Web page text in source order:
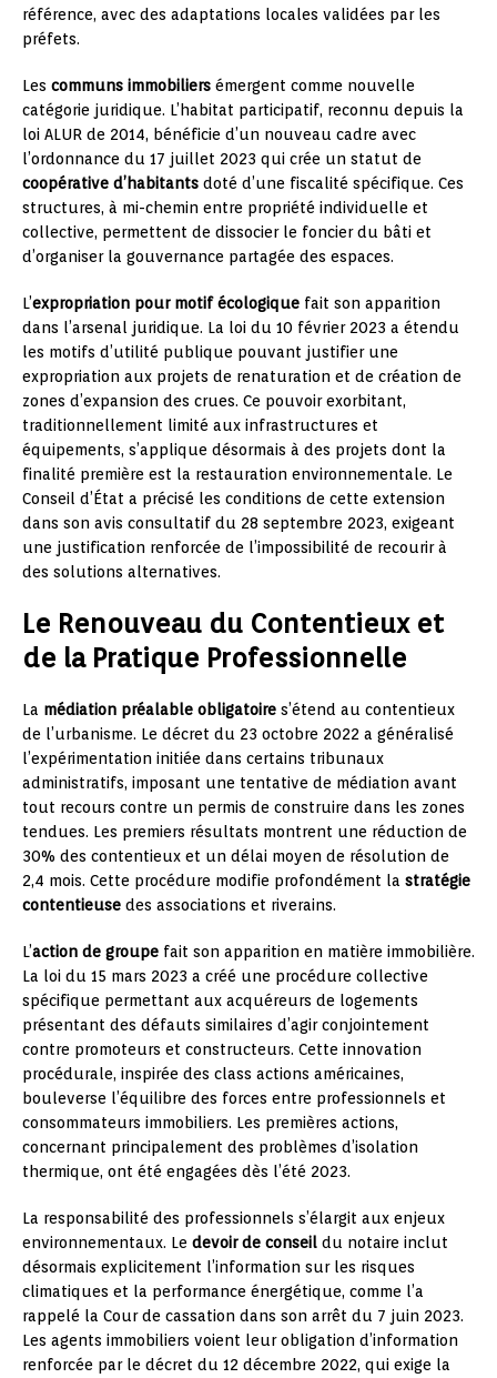
référence, avec des adaptations locales validées par les
préfets.
Les communs immobiliers émergent comme nouvelle
catégorie juridique. L’habitat participatif, reconnu depuis la
loi ALUR de 2014, bénéficie d’un nouveau cadre avec
l’ordonnance du 17 juillet 2023 qui crée un statut de
coopérative d’habitants doté d’une fiscalité spécifique. Ces
structures, à mi-chemin entre propriété individuelle et
collective, permettent de dissocier le foncier du bâti et
d’organiser la gouvernance partagée des espaces.
L’expropriation pour motif écologique fait son apparition
dans l’arsenal juridique. La loi du 10 février 2023 a étendu
les motifs d’utilité publique pouvant justifier une
expropriation aux projets de renaturation et de création de
zones d’expansion des crues. Ce pouvoir exorbitant,
traditionnellement limité aux infrastructures et
équipements, s’applique désormais à des projets dont la
finalité première est la restauration environnementale. Le
Conseil d’État a précisé les conditions de cette extension
dans son avis consultatif du 28 septembre 2023, exigeant
une justification renforcée de l’impossibilité de recourir à
des solutions alternatives.
Le Renouveau du Contentieux et
de la Pratique Professionnelle
La médiation préalable obligatoire s’étend au contentieux
de l’urbanisme. Le décret du 23 octobre 2022 a généralisé
l’expérimentation initiée dans certains tribunaux
administratifs, imposant une tentative de médiation avant
tout recours contre un permis de construire dans les zones
tendues. Les premiers résultats montrent une réduction de
30% des contentieux et un délai moyen de résolution de
2,4 mois. Cette procédure modifie profondément la stratégie
contentieuse des associations et riverains.
L’action de groupe fait son apparition en matière immobilière.
La loi du 15 mars 2023 a créé une procédure collective
spécifique permettant aux acquéreurs de logements
présentant des défauts similaires d’agir conjointement
contre promoteurs et constructeurs. Cette innovation
procédurale, inspirée des class actions américaines,
bouleverse l’équilibre des forces entre professionnels et
consommateurs immobiliers. Les premières actions,
concernant principalement des problèmes d’isolation
thermique, ont été engagées dès l’été 2023.
La responsabilité des professionnels s’élargit aux enjeux
environnementaux. Le devoir de conseil du notaire inclut
désormais explicitement l’information sur les risques
climatiques et la performance énergétique, comme l’a
rappelé la Cour de cassation dans son arrêt du 7 juin 2023.
Les agents immobiliers voient leur obligation d’information
renforcée par le décret du 12 décembre 2022, qui exige la